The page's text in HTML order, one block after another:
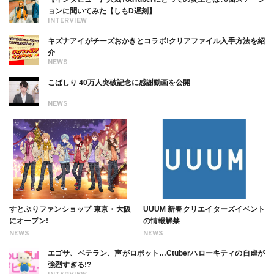
INTERVIEW
ョンに聞いてみた【しもD遅刻】
NEWS
キズナアイがチーズおかきとコラボ!クリアファイル入手方法を紹
介
NEWS
こばしり 40万人突破記念に感謝動画を公開
NEWS
すとぷりファンショップ 東京・大阪
にオープン!
NEWS
UUUM 新春クリエイターズイベント
の情報解禁
エゴサ、ベテラン、声がロボット…Ctuberハローキティの自虐が
強烈すぎる!?